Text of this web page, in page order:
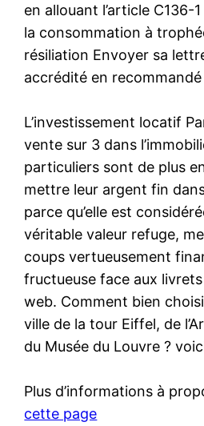
en allouant l’article C136-
la consommation à
résiliation Envoyer sa
accrédité en
L’investissement locatif
vente sur 3 dans
particuliers sont de plus
mettre leur argent fin
parce qu’elle est
véritable valeur refuge,
coups vertueusement
fructueuse face aux livrets
web. Comment bien
ville de la tour Eiffel, de
du Musée du Louvre ?
Plus d’informations à
cette page